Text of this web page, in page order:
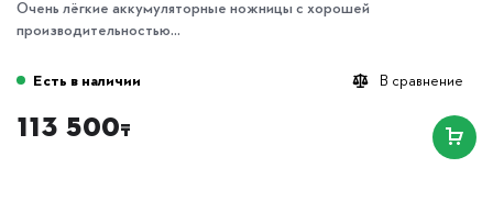
Очень лёгкие аккумуляторные ножницы с хорошей
производительностью...
В сравнение
Есть в наличии
113 500₸